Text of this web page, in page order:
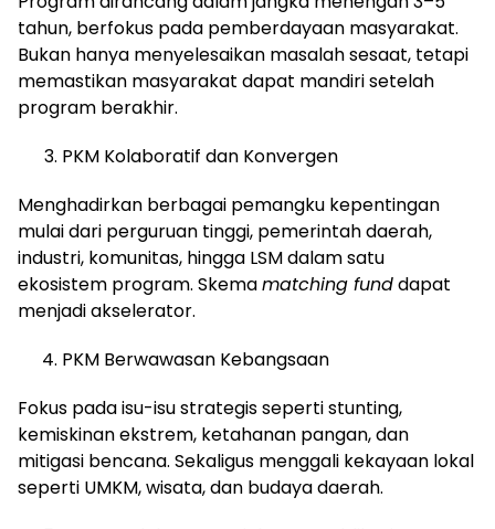
tahun, berfokus pada pemberdayaan masyarakat.
Bukan hanya menyelesaikan masalah sesaat, tetapi
memastikan masyarakat dapat mandiri setelah
program berakhir.
PKM Kolaboratif dan Konvergen
Menghadirkan berbagai pemangku kepentingan
mulai dari perguruan tinggi, pemerintah daerah,
industri, komunitas, hingga LSM dalam satu
ekosistem program. Skemamatching funddapat
menjadi akselerator.
PKM Berwawasan Kebangsaan
Fokus pada isu-isu strategis seperti stunting,
kemiskinan ekstrem, ketahanan pangan, dan
mitigasi bencana. Sekaligus menggali kekayaan lokal
seperti UMKM, wisata, dan budaya daerah.